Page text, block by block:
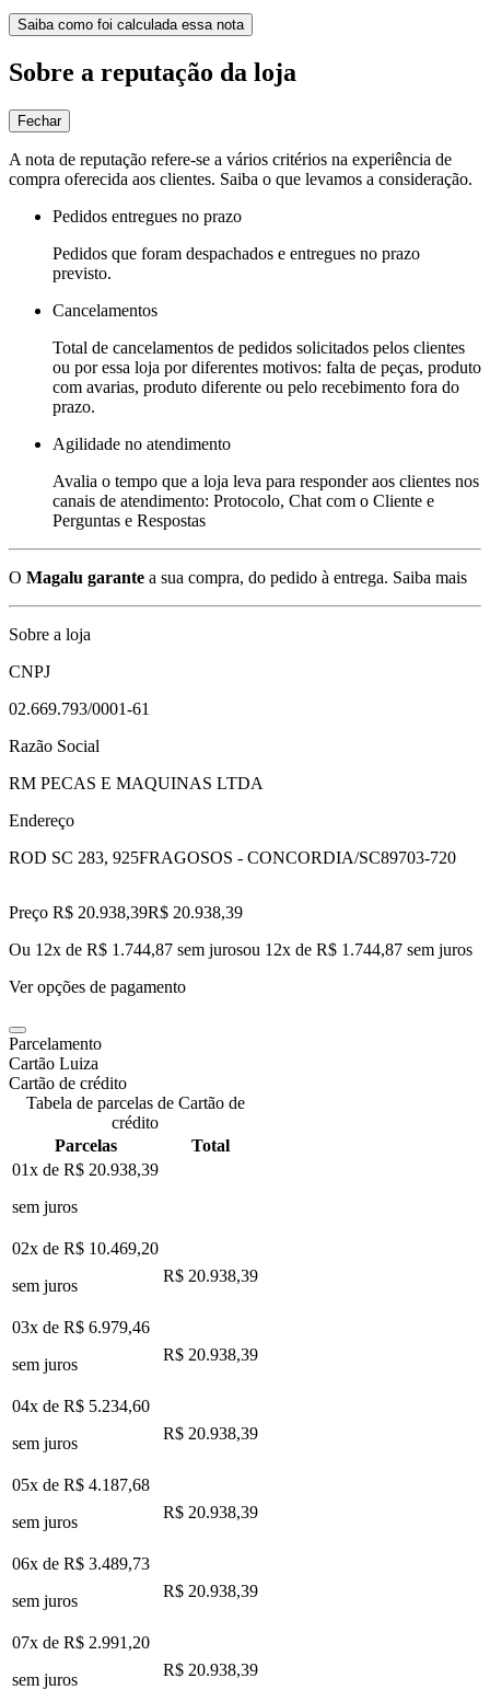
Saiba como foi calculada essa nota
Sobre a reputação da loja
Fechar
A nota de reputação refere-se a vários critérios na experiência de
compra oferecida aos clientes. Saiba o que levamos a consideração.
Pedidos entregues no prazo
Pedidos que foram despachados e entregues no prazo
previsto.
Cancelamentos
Total de cancelamentos de pedidos solicitados pelos clientes
ou por essa loja por diferentes motivos: falta de peças, produto
com avarias, produto diferente ou pelo recebimento fora do
prazo.
Agilidade no atendimento
Avalia o tempo que a loja leva para responder aos clientes nos
canais de atendimento: Protocolo, Chat com o Cliente e
Perguntas e Respostas
O Magalu garante a sua compra, do pedido à entrega. Saiba mais
Sobre a loja
CNPJ
02.669.793/0001-61
Razão Social
RM PECAS E MAQUINAS LTDA
Endereço
ROD SC 283, 925FRAGOSOS - CONCORDIA/SC89703-720
Preço R$ 20.938,39R$ 20.938,39
Ou 12x de R$ 1.744,87 sem jurosou 12x de R$ 1.744,87 sem juros
Ver opções de pagamento
Parcelamento
Cartão Luiza
Cartão de crédito
Tabela de parcelas de Cartão de
crédito
Parcelas
Total
01x de R$ 20.938,39
sem juros
02x de R$ 10.469,20
sem juros
R$ 20.938,39
03x de R$ 6.979,46
sem juros
R$ 20.938,39
04x de R$ 5.234,60
sem juros
R$ 20.938,39
05x de R$ 4.187,68
sem juros
R$ 20.938,39
06x de R$ 3.489,73
sem juros
R$ 20.938,39
07x de R$ 2.991,20
sem juros
R$ 20.938,39